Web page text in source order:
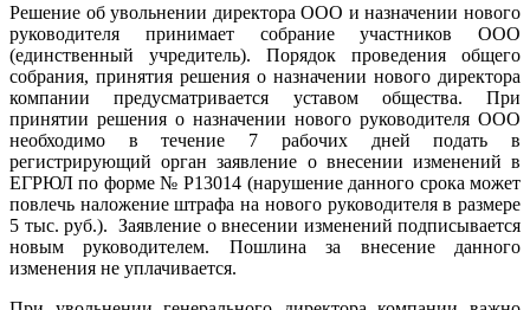
Решение об увольнении директора ООО и назначении нового
руководителя принимает собрание участников ООО
(единственный учредитель). Порядок проведения общего
собрания, принятия решения о назначении нового директора
компании предусматривается уставом общества. При
принятии решения о назначении нового руководителя ООО
необходимо в течение 7 рабочих дней подать в
регистрирующий орган заявление о внесении изменений в
ЕГРЮЛ по форме № P13014 (нарушение данного срока может
повлечь наложение штрафа на нового руководителя в размере
5 тыс. руб.). Заявление о внесении изменений подписывается
новым руководителем. Пошлина за внесение данного
изменения не уплачивается.